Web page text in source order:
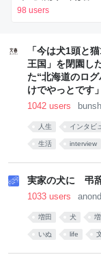
んエグゼクティブカー
ード勧誘はやたら圧が
強いが、本当にお得な
の？
98 users
「今は犬1頭と
王国」を閉園し
た“北海道のロ
けでやっとです
1042 users
人生 インタビ
生活 interview
実家の犬に 弔
1033 users
増田 犬
いぬ life